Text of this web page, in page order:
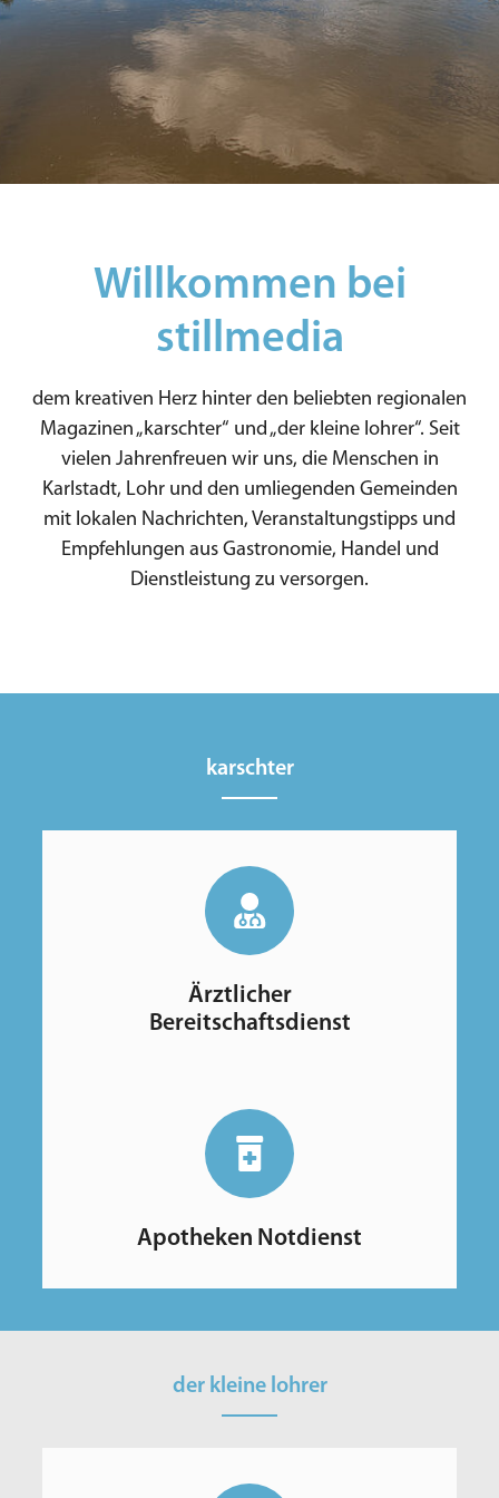
Willkommen bei
stillmedia
dem kreativen Herz hinter den beliebten regionalen
Magazinen „karschter“ und „der kleine lohrer“. Seit
vielen Jahrenfreuen wir uns, die Menschen in
Karlstadt, Lohr und den umliegenden Gemeinden
mit lokalen Nachrichten, Veranstaltungstipps und
Empfehlungen aus Gastronomie, Handel und
Dienstleistung zu versorgen.
karschter
Ärztlicher
Bereitschaftsdienst
Apotheken Notdienst
der kleine lohrer